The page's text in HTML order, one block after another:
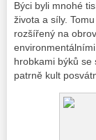
Býci byli mnohé
života a síly.
rozšířený na
hrobkami býků
patrně kult